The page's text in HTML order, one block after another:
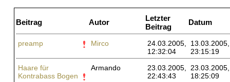
Beitrag Autor
Letzter
Beitrag
Datum
preamp Mirco
24.03.2005,
12:32:04
13.03.2005,
23:15:19
Haare für
Kontrabass Bogen
Armando
23.03.2005,
22:43:43
23.03.2005,
18:25:09